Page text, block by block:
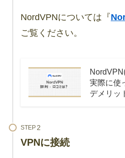
NordVPNについては『
ご覧ください。
実際に使
デメリッ
STEP
VPNに接続